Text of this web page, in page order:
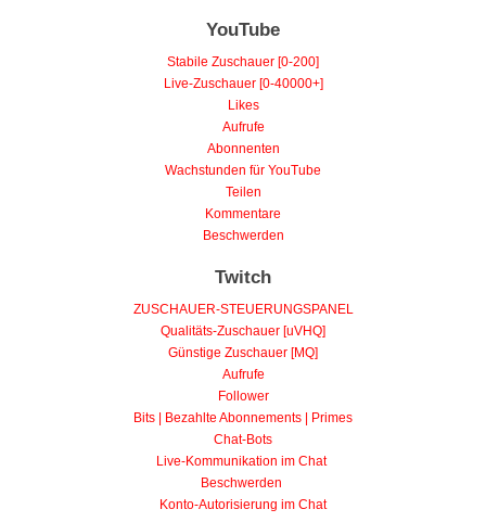
YouTube
Stabile Zuschauer [0-200]
Live-Zuschauer [0-40000+]
Likes
Aufrufe
Abonnenten
Wachstunden für YouTube
Teilen
Kommentare
Beschwerden
Twitch
ZUSCHAUER-STEUERUNGSPANEL
Qualitäts-Zuschauer [uVHQ]
Günstige Zuschauer [MQ]
Aufrufe
Follower
Bits | Bezahlte Abonnements | Primes
Chat-Bots
Live-Kommunikation im Chat
Beschwerden
Konto-Autorisierung im Chat